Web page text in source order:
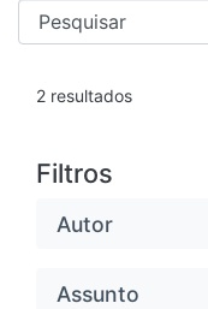
2 resultados
Filtros
Autor
Assunto